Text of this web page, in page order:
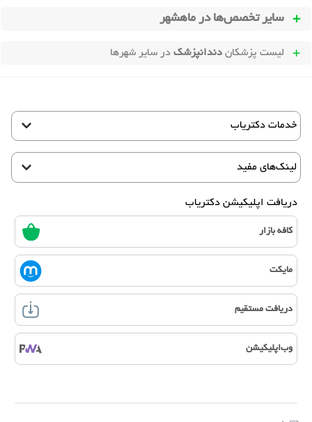
سایر تخصص‌ها در ماهشهر
لیست پزشکان دندانپزشک در سایر شهرها
خدمات دکتریاب
لینک‌های مفید
دریافت اپلیکیشن دکتریاب
کافه بازار
مایکت
دریافت مستقیم
وب‌اپلیکیشن